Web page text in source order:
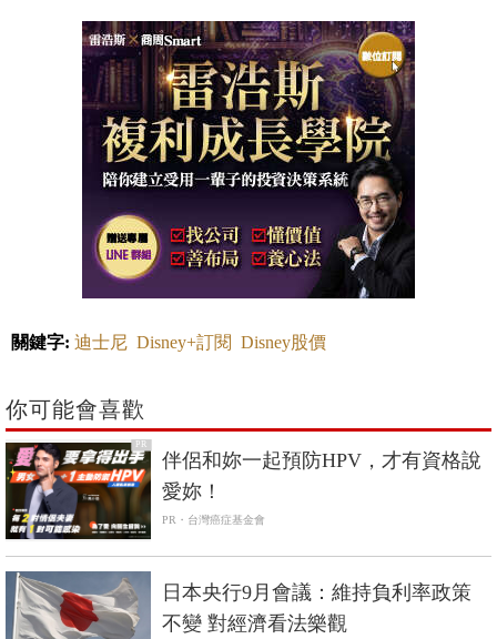
關鍵字: 迪士尼 Disney+訂閱 Disney股價
你可能會喜歡
PR
伴侶和妳一起預防HPV，才有資格說
愛妳！
PR・台灣癌症基金會
日本央行9月會議：維持負利率政策
不變 對經濟看法樂觀